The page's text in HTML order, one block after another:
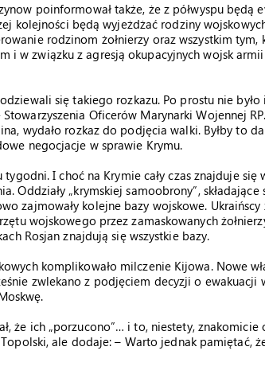
poinformował także, że z półwyspu będą
kolejności będą wyjeżdżać rodziny
rodzinom żołnierzy oraz wszystkim tym,
i w związku z agresją okupacyjnych wojsk
się takiego rozkazu. Po prostu nie
Oficerów Marynarki Wojennej
wydało rozkaz do podjęcia walki. Byłby to
negocjacje w sprawie Krymu.
I choć na Krymie cały czas znajduje się
Oddziały „krymskiej samoobrony”, składające
zajmowały kolejne bazy wojskowe. Ukraińscy
wojskowego przez zamaskowanych
Rosjan znajdują się wszystkie bazy.
komplikowało milczenie Kijowa. Nowe
zwlekano z podjęciem decyzji o ewakuacji
że ich „porzucono”… i to, niestety, znakomicie
ale dodaje: – Warto jednak pamiętać,